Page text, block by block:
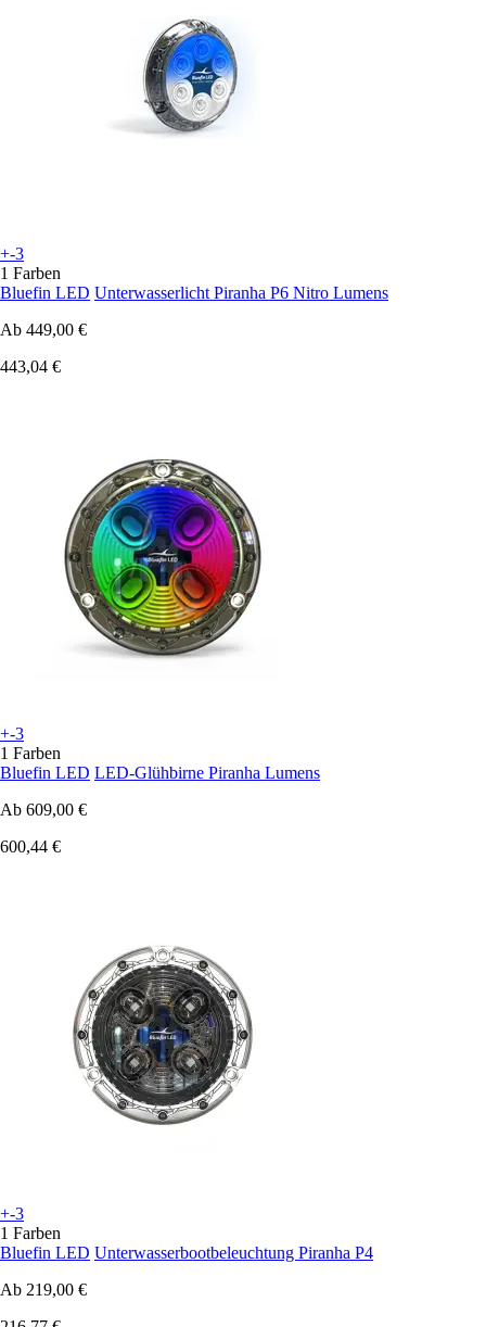
+-3
1 Farben
Bluefin LED Unterwasserlicht Piranha P6 Nitro Lumens
Ab 449,00 €
443,04 €
+-3
1 Farben
Bluefin LED LED-Glühbirne Piranha Lumens
Ab 609,00 €
600,44 €
+-3
1 Farben
Bluefin LED Unterwasserbootbeleuchtung Piranha P4
Ab 219,00 €